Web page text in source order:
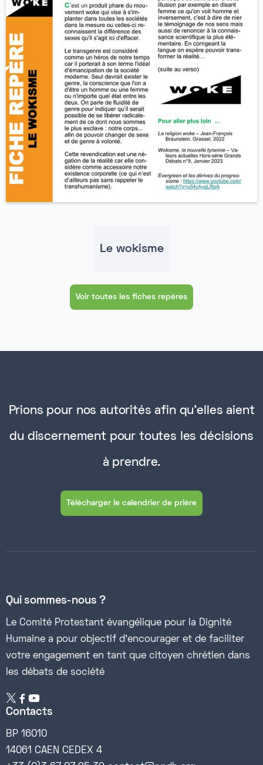
Le wokisme
Voir toutes les fiches repères
Prions pour nos autorités afin qu'elles aient
du discernement pour toutes les décisions
à prendre.
Télécharger le calendrier de prière
Qui sommes-nous ?
Le Comité Protestant évangélique pour la Dignité
Humaine a pour objectif d’encourager et de faciliter
votre engagement en tant que citoyen chrétien dans
les débats de société
 
Contacts
BP 16010
14061 CAEN CEDEX 4